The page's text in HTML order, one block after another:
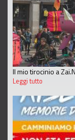
Il mio tirocinio a
Leggi tutto